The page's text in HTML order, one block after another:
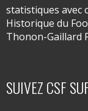
statistiques avec
Historique du
Thonon-Gaillard
SUIVEZ CSF